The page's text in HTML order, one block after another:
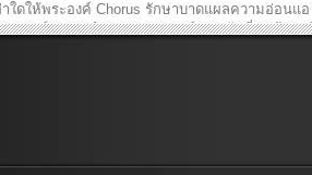
ใดให้พระองค์ Chorus รักษาบาดแผลความอ่อนแ
ะองค์จะทรงนำผ่านความทุกข์ ผ่านวันที่เลวร้าย เ
เนื้อร้อง : เรืองกิจ ยงปิ